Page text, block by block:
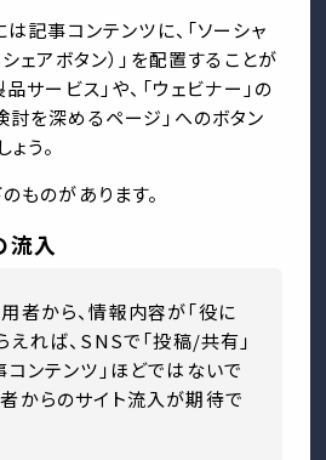
記事コンテンツに、「ソーシャ
ェアボタン）」を配置することが
品サービス」や、「ウェビナー」の
討を深めるページ」へのボタン
う。
ものがあります。
流入
者から、情報内容が「役に
えれば、SNSで「投稿/共有」
コンテンツ」ほどではないで
からのサイト流入が期待で